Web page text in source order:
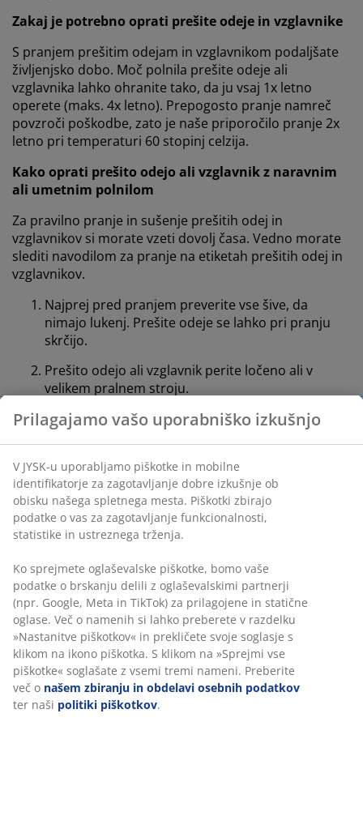
Zakaj je potrebno oprati prešite odeje in vzglavnike
S pranjem prešitim odejam in vzglavnikom podaljšate
življenjsko dobo. Moč polnila prešite odeje ali
vzglavnika lahko ohranite tako, da ju vsaj 1x letno
operete (maks. 4x letno). Prepogosto pranje namreč
povzroči poškodbe, zato je naše priporočilo pranje 2x
letno pri temperaturi 60 stopinj celzija.
Kako oprati prešito odejo ali vzglavnik z naravnim
ali umetnim polnilom
Za pravilno pranje in sušenje prešitih odej in
vzglavnikov si morate vzeti dovolj časa. Vedno morate
slediti navodilom za pranje na etiketah prešitih odej in
vzglavnikov.
Najprej pred pranjem preverite vse šive, da
nimajo lukenj. Prešite odeje se lahko pri pranju
skrčijo.
Prešito odejo ali vzglavnik perite ločeno ali v
velikem pralnem stroju.
Za prešite odeje in vzglavnike z naravnim
primeren je detergernt za pranje volne. Za prešite
odeje in vzglavniki z umetnim polnilom uporabite
običajne detergent za pranje perila.
Perite na 60 stopinjah celzija in na koncu
Posušite prešito odejo ai vzglavnik v sušilnem
stroju z najmanj 2-3 teniškimi žogicami, ki
naredijo prane izdelke bolj zračne.
Vsakih 15 minut vzemite iz sušilnega stroja
prešito odejo ali vzglavnik. To preprečuje, da bi se
perje in puh ne zlepita v grudice.
Pustite, da se prešita odeja do konca posuši,
Prilagajamo vašo uporabniško izkušnjo
V JYSK-u uporabljamo piškotke in mobilne
identifikatorje za zagotavljanje dobre izkušnje ob
obisku našega spletnega mesta. Piškotki zbirajo
podatke o vas za zagotavljanje funkcionalnosti,
statistike in ustreznega trženja.
Ko sprejmete oglaševalske piškotke, bomo vaše
podatke o brskanju delili z oglaševalskimi partnerji
(npr. Google, Meta in TikTok) za prilagojene in statične
oglase. Več o namenih si lahko preberete v razdelku
»Nastanitve piškotkov« in prekličete svoje soglasje s
klikom na ikono piškotka. S klikom na »Sprejmi vse
piškotke« soglašate z vsemi tremi nameni. Preberite
več o našem zbiranju in obdelavi osebnih podatkov
ter naši politiki piškotkov.